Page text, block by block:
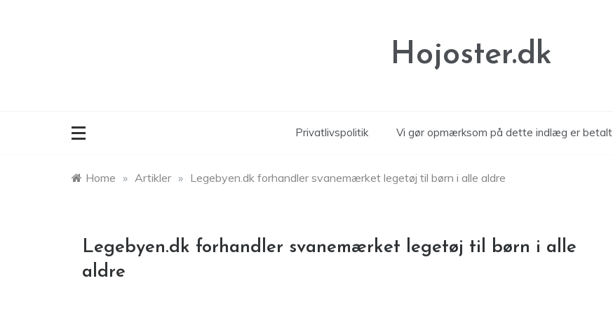
Hojoster.dk
Privatlivspolitik Vi gør opmærksom på dette indlæg er betalt
Home » Artikler » Legebyen.dk forhandler svanemærket legetøj til børn i alle aldre
Legebyen.dk forhandler svanemærket legetøj til børn i alle
aldre